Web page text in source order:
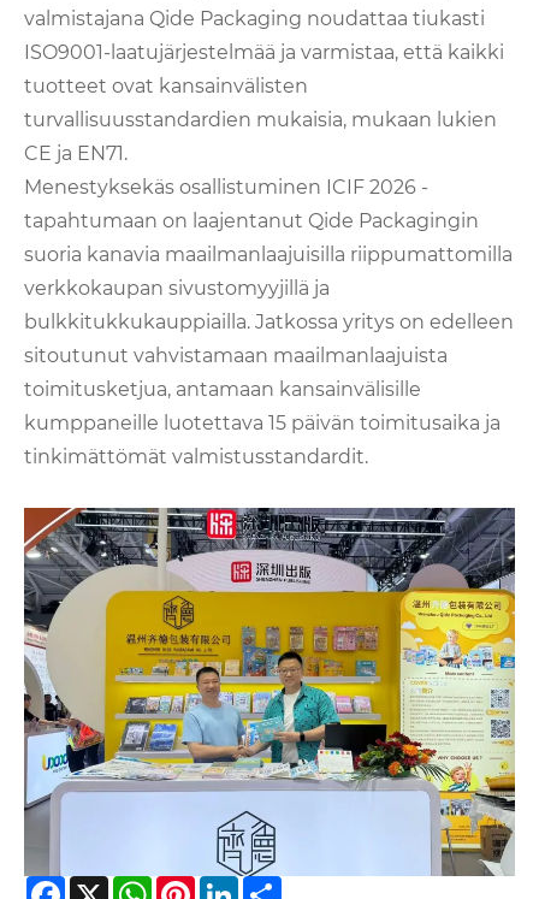
valmistajana Qide Packaging noudattaa tiukasti
ISO9001-laatujärjestelmää ja varmistaa, että kaikki
tuotteet ovat kansainvälisten
turvallisuusstandardien mukaisia, mukaan lukien
CE ja EN71.
Menestyksekäs osallistuminen ICIF 2026 -
tapahtumaan on laajentanut Qide Packagingin
suoria kanavia maailmanlaajuisilla riippumattomilla
verkkokaupan sivustomyyjillä ja
bulkkitukkukauppiailla. Jatkossa yritys on edelleen
sitoutunut vahvistamaan maailmanlaajuista
toimitusketjua, antamaan kansainvälisille
kumppaneille luotettava 15 päivän toimitusaika ja
tinkimättömät valmistusstandardit.
Facebook
X WhatsApp
Pinterest
LinkedIn